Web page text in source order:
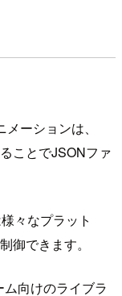
ーションは、
ことでJSONファ
々なプラット
御できます。
向けのライブラ